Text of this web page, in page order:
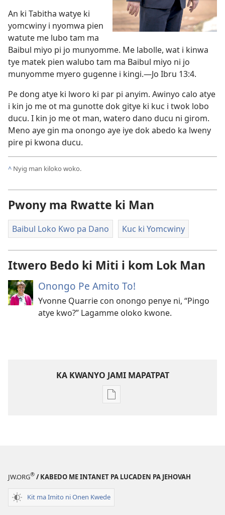
An ki Tabitha watye ki
yomcwiny i nyomwa pien
watute me lubo tam ma
Baibul miyo pi jo munyomme. Me labolle, wat i kinwa
tye matek pien walubo tam ma Baibul miyo ni jo
munyomme myero gugenne i kingi.​—Jo Ibru 13:4.
Pe dong atye ki lworo ki par pi anyim. Awinyo calo atye
i kin jo me ot ma gunotte dok gitye ki kuc i twok lobo
ducu. I kin jo me ot man, watero dano ducu ni girom.
Meno aye gin ma onongo aye iye dok abedo ka lweny
pire pi kwona ducu.
^ Nyig man kiloko woko.
Pwony ma Rwatte ki Man
Baibul Loko Kwo pa Dano Kuc ki Yomcwiny
Itwero Bedo ki Miti i kom Lok Man
Onongo Pe Amito To!
Yvonne Quarrie con onongo penye ni, “Pingo
atye kwo?” Lagamme oloko kwone.
KA KWANYO JAMI MAPATPAT
Yero
"Ki
Onongo
JW.ORG® / KABEDO ME INTANET PA LUCADEN PA JEHOVAH
Kit ma Imito ni Onen Kwede